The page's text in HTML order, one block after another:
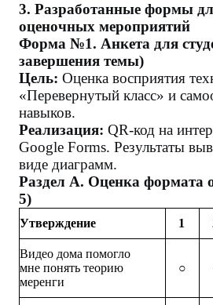
3. Разработанные формы
оценочных мероприятий
Форма №1. Анкета для
завершения темы)
Цель: Оценка восприятия
«Перевернутый класс» и
навыков.
Реализация: QR-код на
Google Forms. Результаты
виде диаграмм.
Раздел А. Оценка формата
5)
Утверждение 1
Видео дома помогло
мне понять теорию
меренги
○